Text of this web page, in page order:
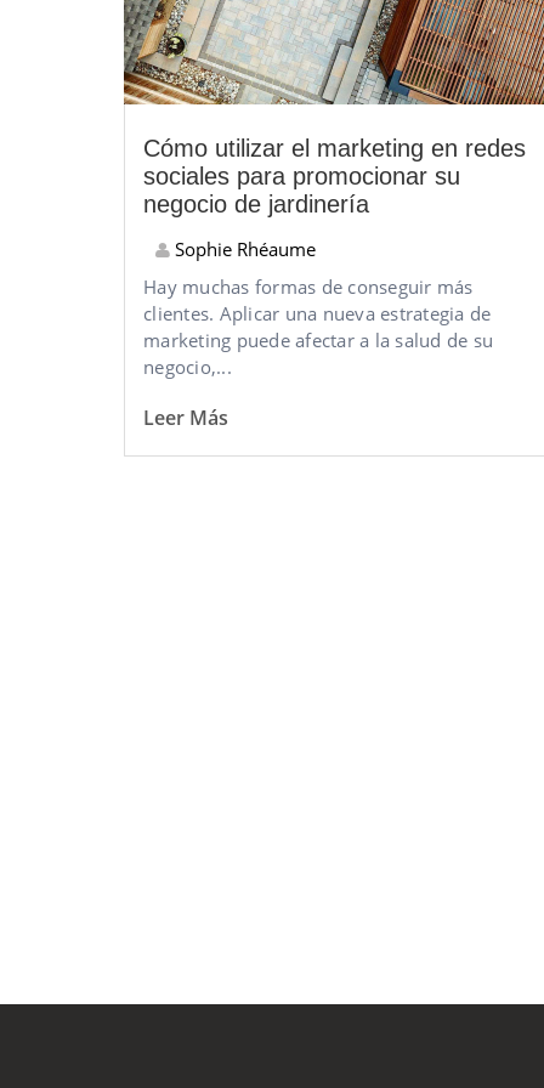
Cómo utilizar el marketing en redes
sociales para promocionar su
negocio de jardinería
Sophie Rhéaume
Hay muchas formas de conseguir más
clientes. Aplicar una nueva estrategia de
marketing puede afectar a la salud de su
negocio,...
Leer Más